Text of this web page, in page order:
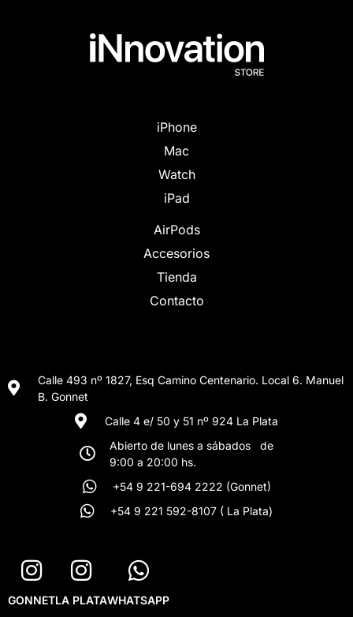
iPhone
Mac
Watch
iPad
AirPods
Accesorios
Tienda
Contacto
Calle 493 nº 1827, Esq Camino Centenario. Local 6. Manuel
B. Gonnet
Calle 4 e/ 50 y 51 nº 924 La Plata
Abierto de lunes a sábados de
9:00 a 20:00 hs.
+54 9 221-694 2222 (Gonnet)
+54 9 221 592-8107 ( La Plata)
GONNETLA PLATAWHATSAPP